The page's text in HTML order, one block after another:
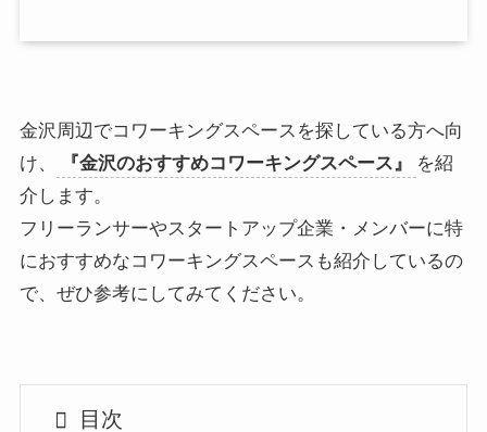
金沢周辺でコワーキングスペースを探している方へ向
け、
『金沢のおすすめコワーキングスペース』
を紹
介します。
フリーランサーやスタートアップ企業・メンバーに特
におすすめなコワーキングスペースも紹介しているの
で、ぜひ参考にしてみてください。
目次